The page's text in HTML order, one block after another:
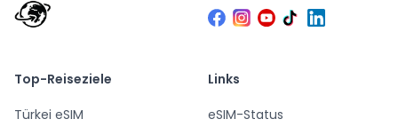
Top-Reiseziele
Türkei eSIM
Links
eSIM-Status